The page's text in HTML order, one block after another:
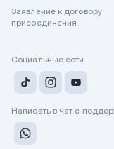
Заявление к договору
присоединения
Социальные сети
Написать в чат с